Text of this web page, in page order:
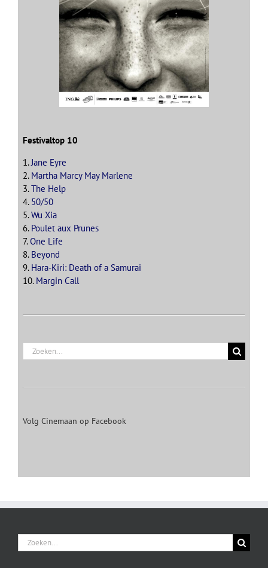
Festivaltop 10
1.Jane Eyre
2. Martha Marcy May Marlene
3.The Help
4. 50/50
5.Wu Xia
6. Poulet aux Prunes
7.One Life
8. Beyond
9. Hara-Kiri: Death of a Samurai
10. Margin Call
Zoeken
naar:
Volg Cinemaan op Facebook
Zoeken
naar: